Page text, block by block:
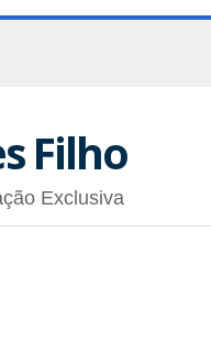
Filho
Exclusiva